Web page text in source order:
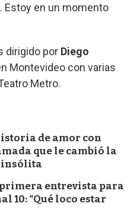
Estoy en un momento
dirigido por Diego
Montevideo con varias
Metro.
de amor con
que le cambió la
insólita
primera entrevista para
10: “Qué loco estar